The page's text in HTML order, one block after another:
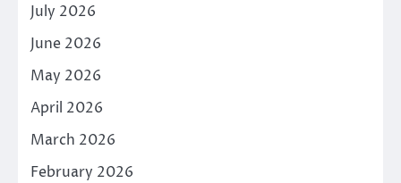
July 2026
June 2026
May 2026
April 2026
March 2026
February 2026